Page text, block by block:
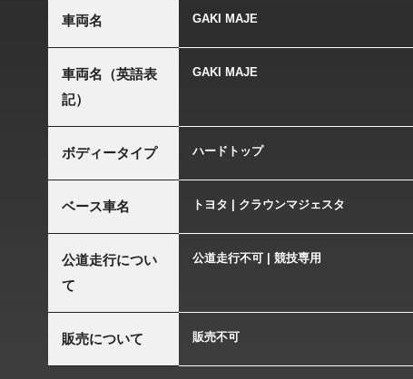
車両名 GAKI MAJE
車両名（英語表
記）
GAKI MAJE
ボディータイプ ハードトップ
ベース車名 トヨタ | クラウンマジェスタ
公道走行につい
て
公道走行不可 | 競技専用
販売について 販売不可